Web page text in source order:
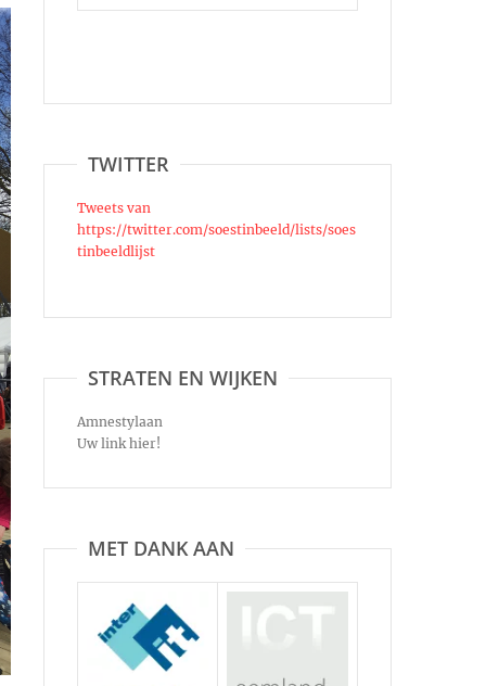
TWITTER
Tweets van
https://twitter.com/soestinbeeld/lists/soes
tinbeeldlijst
STRATEN EN WIJKEN
Amnestylaan
Uw link hier!
MET DANK AAN